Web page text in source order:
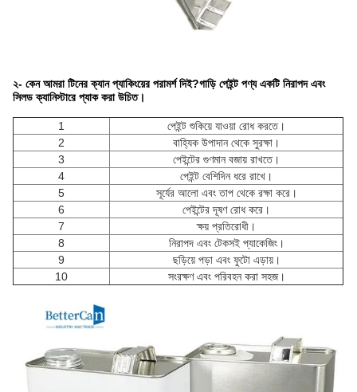
২- কেন আমরা টিনের ক্যান প্যাকিংয়ের পরামর্শ দিই?গাড়ি পেইন্ট পণ্য একটি নিরাপদ এবং
সিলড ক্যানিস্টারে প্যাক করা উচিত।
1
পেইন্ট শুকিয়ে যাওয়া রোধ করতে।
2
বাহ্যিক উপাদান থেকে সুরক্ষা।
3
পেইন্টের গুণমান বজায় রাখতে।
4
পেইন্ট বেশিদিন ধরে রাখে।
5
সূর্যের আলো এবং তাপ থেকে রক্ষা করে।
6
পেইন্টের দূষণ রোধ করে।
7
ক্ষয় প্রতিরোধী।
8
নিরাপদ এবং টেকসই প্যাকেজিং।
9
ছড়িয়ে পড়া এবং ফুটো এড়ায়।
10
সংরক্ষণ এবং পরিবহন করা সহজ।